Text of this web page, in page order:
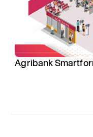
Agribank